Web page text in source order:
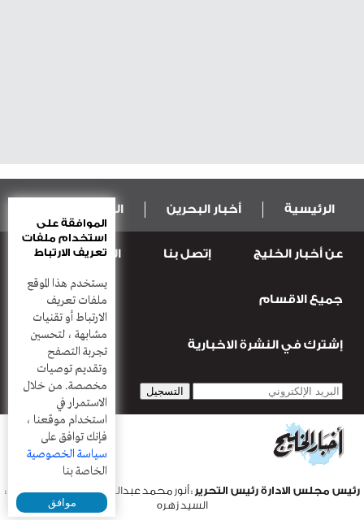
الرئيسية أخبار البحرين المال و الاقتصاد
عربية ودولية الرياضة
قضـايــا وحـــوادث أعمدة
عن أخبار الخليج إتصل بنا المطبعة
جميع الاقسام
إشترك في النشرة الاخبارية
رئيس مجلس الادارة رئيس التحرير : أنور محمد عبدالرحمن |مدير التحرير :
السيد زهره
الموافقة على
استخدام ملفات
تعريف الارتباط
يستخدم هذا الموقع
ملفات تعريف
الارتباط أو تقنيات
مشابهة ، لتحسين
تجربة التصفح
وتقديم توصيات
مخصصة. من خلال
الاستمرار في
استخدام موقعنا ،
فإنك توافق على
سياسة الخصوصية
الخاصة بنا
موافق